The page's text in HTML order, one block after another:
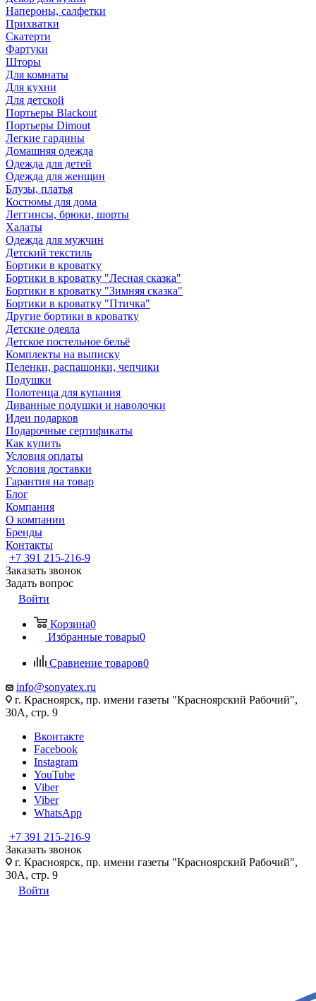
Напероны, салфетки
Прихватки
Скатерти
Фартуки
Шторы
Для комнаты
Для кухни
Для детской
Портьеры Blackout
Портьеры Dimout
Легкие гардины
Домашняя одежда
Одежда для детей
Одежда для женщин
Блузы, платья
Костюмы для дома
Леггинсы, брюки, шорты
Халаты
Одежда для мужчин
Детский текстиль
Бортики в кроватку
Бортики в кроватку "Лесная сказка"
Бортики в кроватку "Зимняя сказка"
Бортики в кроватку "Птичка"
Другие бортики в кроватку
Детские одеяла
Детское постельное бельё
Комплекты на выписку
Пеленки, распашонки, чепчики
Подушки
Полотенца для купания
Диванные подушки и наволочки
Идеи подарков
Подарочные сертификаты
Как купить
Условия оплаты
Условия доставки
Гарантия на товар
Блог
Компания
О компании
Бренды
Контакты
+7 391 215-216-9
Заказать звонок
Задать вопрос
Войти
Корзина0
Избранные товары0
Сравнение товаров0
info@sonyatex.ru
г. Красноярск, пр. имени газеты "Красноярский Рабочий",
30А, стр. 9
Вконтакте
Facebook
Instagram
YouTube
Viber
Viber
WhatsApp
+7 391 215-216-9
Заказать звонок
г. Красноярск, пр. имени газеты "Красноярский Рабочий",
30А, стр. 9
Войти